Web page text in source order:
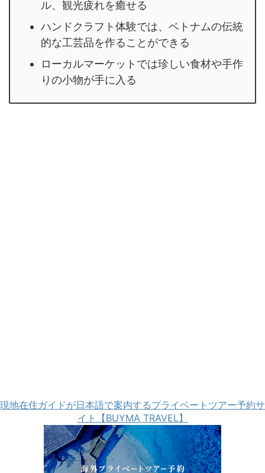
ル、観光疲れを癒せる
ハンドクラフト体験では、ベトナムの伝統
的な工芸品を作ることができる
ローカルマーケットでは珍しい食材や手作
りの小物が手に入る
現地在住ガイドが日本語で案内するプライベートツアー予約サ
イト【BUYMA TRAVEL】